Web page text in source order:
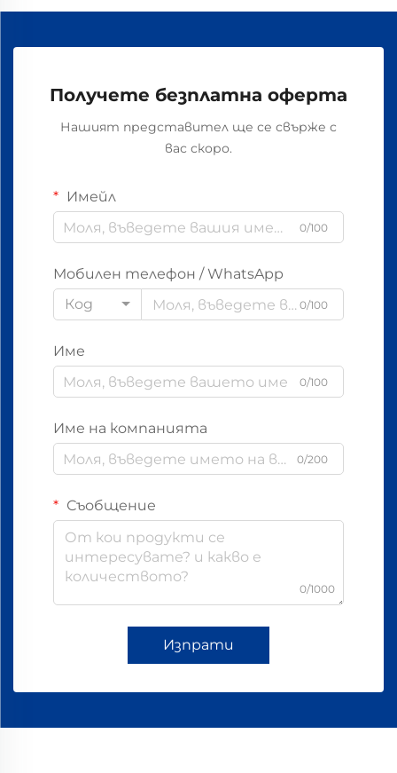
Получете безплатна оферта
Нашият представител ще се свърже с
вас скоро.
Имейл
0/100
Мобилен телефон / WhatsApp
Код
0/100
Име
0/100
Име на компанията
0/200
Съобщение
0/1000
Изпрати